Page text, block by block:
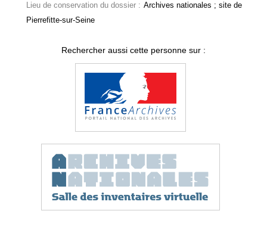
Lieu de conservation du dossier : Archives nationales ; site de
Pierrefitte-sur-Seine
Rechercher aussi cette personne sur :